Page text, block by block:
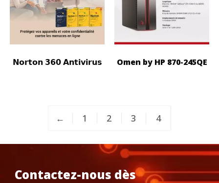
𝗡𝗼𝗿𝘁𝗼𝗻 𝟯𝟲𝟬 𝗔𝗻𝘁𝗶𝘃𝗶𝗿𝘂𝘀 Omen by HP 870-245QE
← 1 2 3 4
Contactez-nous dès